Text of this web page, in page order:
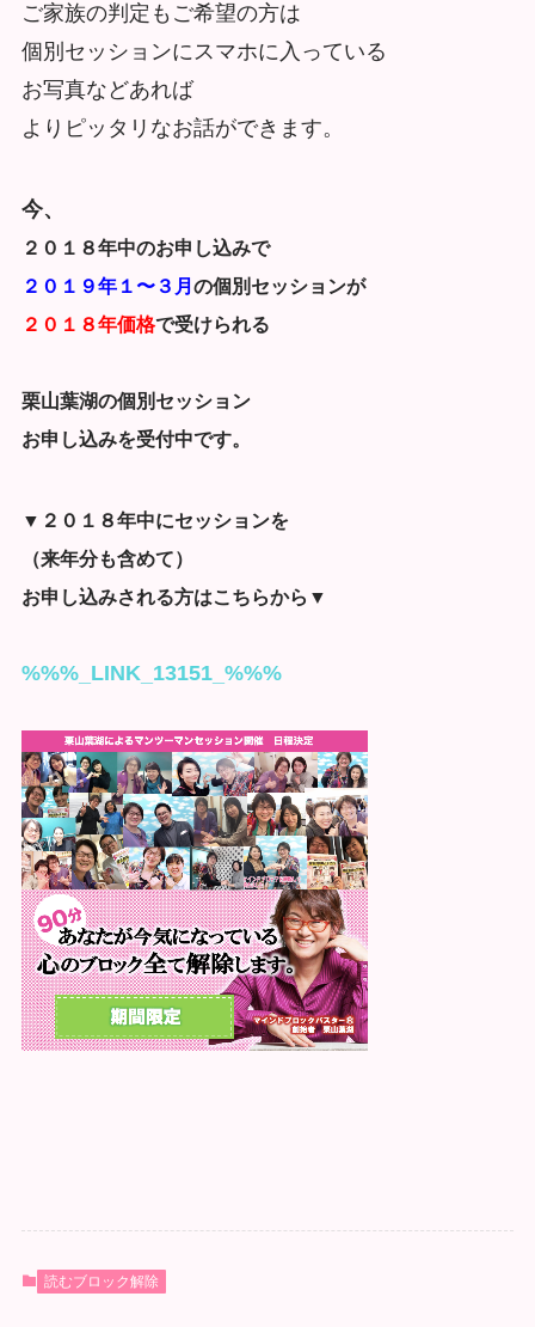
ご家族の判定もご希望の方は
個別セッションにスマホに入っている
お写真などあれば
よりピッタリなお話ができます。
今、
２０１８年中のお申し込みで
２０１９年１〜３月 の個別セッションが
２０１８年価格で受けられる
栗山葉湖の個別セッション
お申し込みを受付中です。
▼２０１８年中にセッションを
（来年分も含めて）
お申し込みされる方はこちらから▼
%%%_LINK_13151_%%%
読むブロック解除